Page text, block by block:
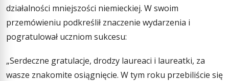
działalności mniejszości niemieckiej. W swoim
przemówieniu podkreślił znaczenie wydarzenia i
pogratulował uczniom sukcesu:
„Serdeczne gratulacje, drodzy laureaci i laureatki, za
wasze znakomite osiągnięcie. W tym roku przebiliście się